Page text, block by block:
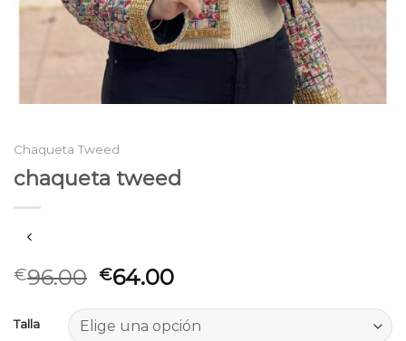
Chaqueta Tweed
chaqueta tweed
€96.00 €64.00
Talla